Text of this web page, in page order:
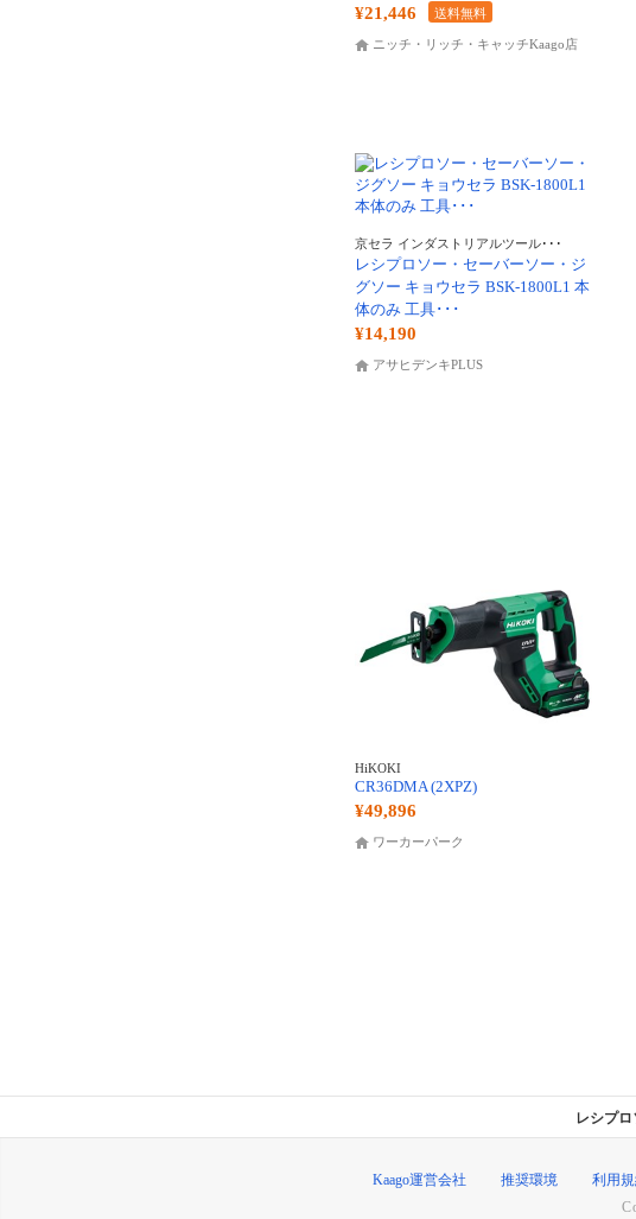
¥21,446 送料無料
ニッチ・リッチ・キャッチKaago店
京セラ インダストリアルツール･･･
レシプロソー・セーバーソー・ジ
グソー キョウセラ BSK-1800L1 本
体のみ 工具･･･
¥14,190
アサヒデンキPLUS
HiKOKI
CR36DMA (2XPZ)
¥49,896
ワーカーパーク
レシプ
Kaago運営会社 推奨環境 利用